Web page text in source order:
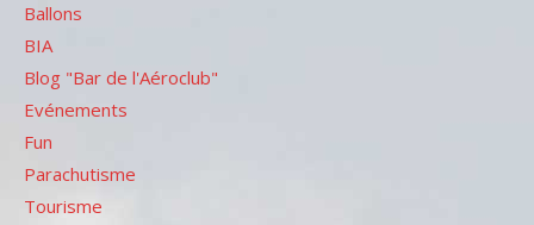
Ballons
BIA
Blog "Bar de l'Aéroclub"
Evénements
Fun
Parachutisme
Tourisme